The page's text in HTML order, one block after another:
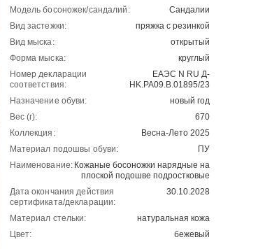
Модель босоножек/сандалий:
Сандалии
Вид застежки:
пряжка с резинкой
Вид мыска:
открытый
Форма мыска:
круглый
Номер декларации
соответствия:
ЕАЭС N RU Д-
HK.РА09.В.01895/23
Назначение обуви:
новый год
Вес (г):
670
Коллекция:
Весна-Лето 2025
Материал подошвы обуви:
ПУ
Наименование: Кожаные босоножки нарядные на
плоской подошве подростковые
Дата окончания действия
сертификата/декларации:
30.10.2028
Материал стельки:
натуральная кожа
Цвет:
бежевый